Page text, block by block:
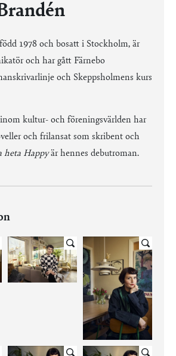
1978 och bosatt i Stockholm, är
och har gått Färnebo
och Skeppsholmens kurs
kultur- och föreningsvärlden har
och frilansat som skribent och
heta Happyär hennes debutroman.